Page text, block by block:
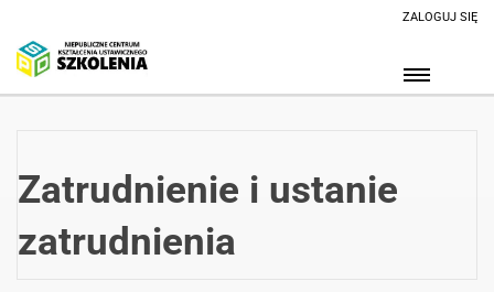
ZALOGUJ SIĘ
Zatrudnienie i ustanie
zatrudnienia